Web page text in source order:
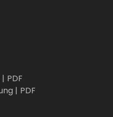
PDF
| PDF